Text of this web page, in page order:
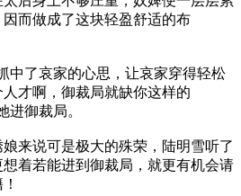
而做成了这块轻盈舒适的布
了哀家的心思，让哀家穿得轻松
才啊，御裁局就缺你这样的
进御裁局。
说可是极大的殊荣，陆明雪听了
着若能进到御裁局，就更有机会请